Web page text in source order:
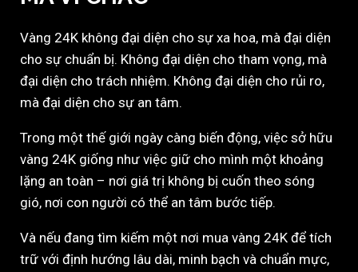
Vàng 24K không đại diện cho sự xa hoa, mà đại diện
cho sự chuẩn bị. Không đại diện cho tham vọng, mà
đại diện cho trách nhiệm. Không đại diện cho rủi ro,
mà đại diện cho sự an tâm.
Trong một thế giới ngày càng biến động, việc sở hữu
vàng 24K giống như việc giữ cho mình một khoảng
lặng an toàn – nơi giá trị không bị cuốn theo sóng
gió, nơi con người có thể an tâm bước tiếp.
Và nếu đang tìm kiếm một nơi mua vàng 24K để tích
trữ với định hướng lâu dài, minh bạch và chuẩn mực,